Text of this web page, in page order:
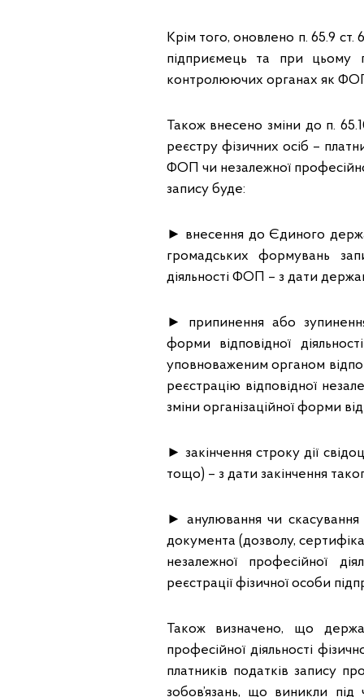
Крім того, оновлено п. 65.9
підприємець та при цьому
контролюючих органах як ФОП
Також внесено зміни до п.
реєстру фізичних осіб –
ФОП чи незалежної
запису буде:
► внесення до Єдиного
громадських формувань
діяльності ФОП – з дати
► припинення або зупинення
форми відповідної
уповноваженим органом
реєстрацію відповідної
зміни організаційної форми
► закінчення строку дії
тощо) – з дати закінчення
► анулювання чи скасування
документа (дозволу,
незалежної професійної
реєстрації фізичної особи
Також визначено, що
професійної діяльності
платників податків запису
зобов’язань, що виникли під